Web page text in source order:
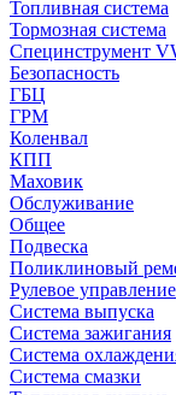
Топливная система
Тормозная система
Специнструмент
Безопасность
ГБЦ
ГРМ
Коленвал
КПП
Маховик
Обслуживание
Общее
Подвеска
Поликлиновый
Рулевое управление
Система выпуска
Система зажигания
Система
Система смазки